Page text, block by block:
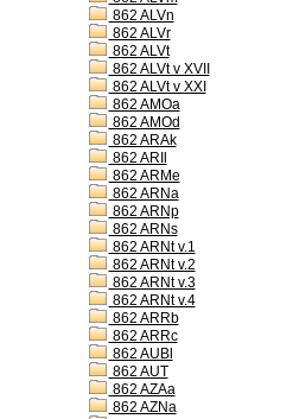
862 ALVn
862 ALVr
862 ALVt
862 ALVt v XVII
862 ALVt v XXI
862 AMOa
862 AMOd
862 ARAk
862 ARIl
862 ARMe
862 ARNa
862 ARNp
862 ARNs
862 ARNt v.1
862 ARNt v.2
862 ARNt v.3
862 ARNt v.4
862 ARRb
862 ARRc
862 AUBl
862 AUT
862 AZAa
862 AZNa